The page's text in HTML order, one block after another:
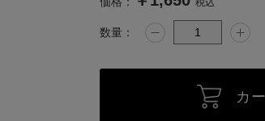
税込
数量：
カ